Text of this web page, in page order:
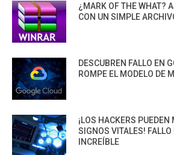
¿MARK OF THE WHAT?
CON UN SIMPLE
DESCUBREN FALLO EN
ROMPE EL MODELO DE
¡LOS HACKERS
SIGNOS VITALES! FALLO
INCREÍBLE